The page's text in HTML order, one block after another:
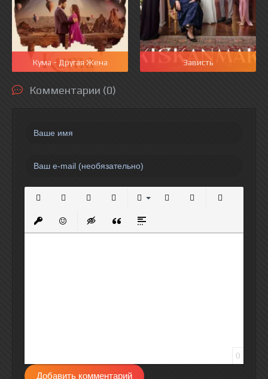
Кума - Другая Жена Зависть
Комментарии (0)
Вставить защищенную ссылку
Вставить смайлик
Вставка скрытого текста
Вставка цитаты
Вставка спойлера
0
Добавить комментарий